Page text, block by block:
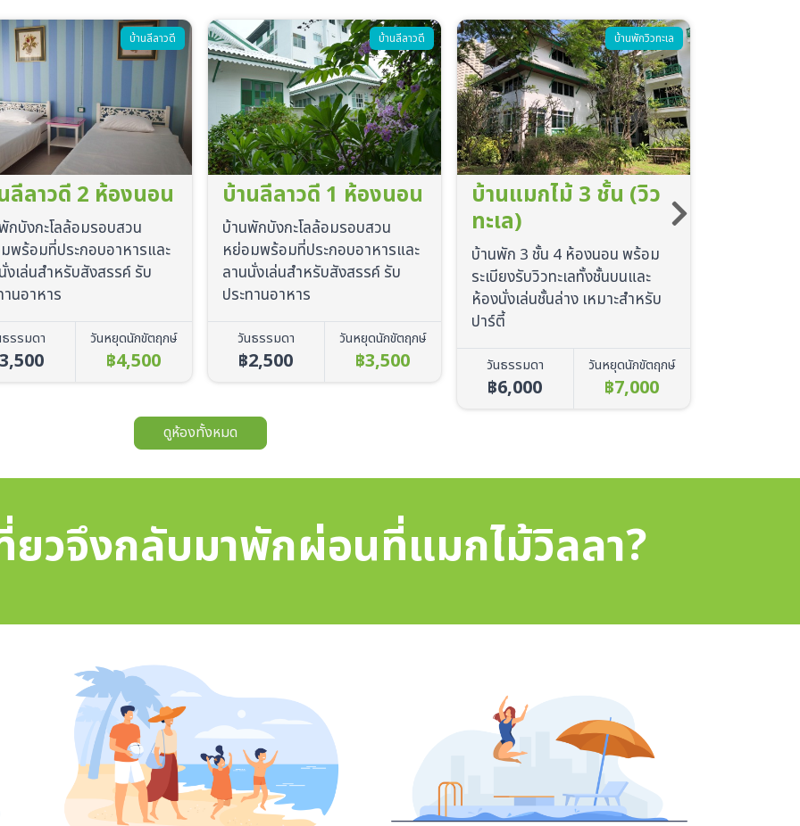
บ้านลีลาวดี
ลีลาวดี 1 ห้องนอน
กบังกะโลล้อมรอบสวน
พร้อมที่ประกอบอาหารและ
งเล่นสำหรับสังสรรค์ รับ
านอาหาร
รรมดา วันหยุดนักขัตฤกษ์
฿3,500
บ้านพักวิวทะเล
บ้านแมกไม้ 3 ชั้น (วิว
ทะเล)
บ้านพัก 3 ชั้น 4 ห้องนอน พร้อม
ระเบียงรับวิวทะเลทั้งชั้นบนและ
ห้องนั่งเล่นชั้นล่าง เหมาะสำหรับ
วันธรรมดา
฿6,000
วันหยุดนักขัตฤกษ์
฿7,000
ห้องพักโรงแรม
ห้องสวีท 2
ห้องพักขนาดใหญ่สำหรับ 5 ท่าน
พร้อมระเบียงรับวิวทะเลทั้งชั้นบน
และห้องนั่งเล่นชั้นล่าง
วันธรรมดา
ดูห้องทั้งหมด
ยวจึงกลับมาพักผ่อนที่แมกไม้วิลลา?